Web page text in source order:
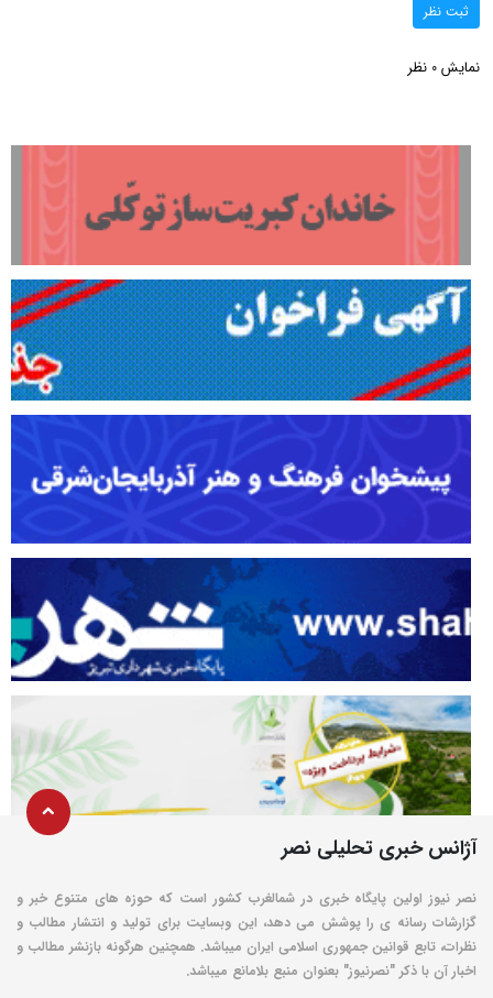
ثبت نظر
نمایش 0 نظر
آژانس خبری تحلیلی نصر
نصر نیوز اولین پایگاه خبری در شمالغرب کشور است که حوزه های متنوع خبر و
گزارشات رسانه ی را پوشش می دهد، این وبسایت برای تولید و انتشار مطالب و
نظرات، تابع قوانین جمهوری اسلامی ایران میباشد. همچنین هرگونه بازنشر مطالب و
اخبار آن با ذکر "نصرنیوز" بعنوان منبع بلامانع میباشد.